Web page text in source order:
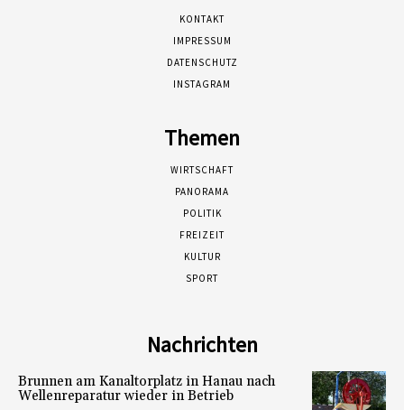
KONTAKT
IMPRESSUM
DATENSCHUTZ
INSTAGRAM
Themen
WIRTSCHAFT
PANORAMA
POLITIK
FREIZEIT
KULTUR
SPORT
Nachrichten
Brunnen am Kanaltorplatz in Hanau nach
Wellenreparatur wieder in Betrieb